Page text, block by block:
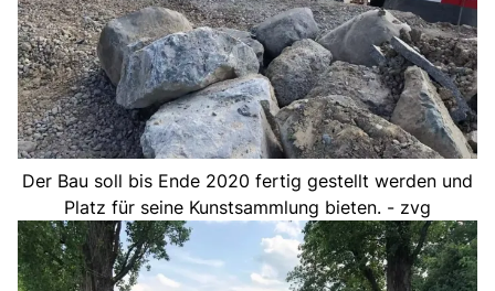
Der Bau soll bis Ende 2020 fertig gestellt werden und
Platz für seine Kunstsammlung bieten. - zvg